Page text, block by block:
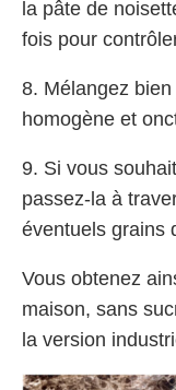
la pâte de
fois pour
8. Mélangez
homogène et
9. Si vous
passez-la à
éventuels grains
Vous obtenez
maison, sans
la version